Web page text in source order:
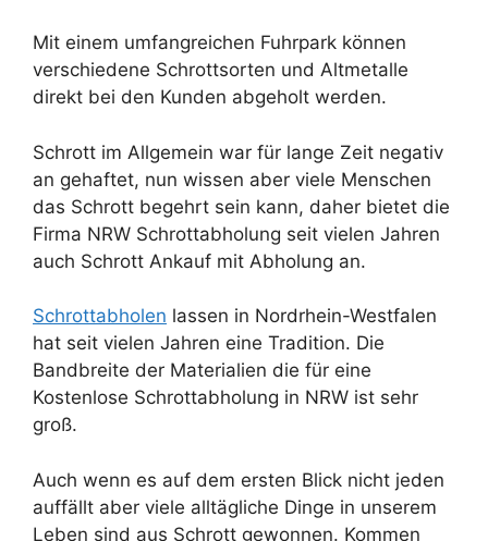
Mit einem umfangreichen Fuhrpark können
verschiedene Schrottsorten und Altmetalle
direkt bei den Kunden abgeholt werden.
Schrott im Allgemein war für lange Zeit negativ
an gehaftet, nun wissen aber viele Menschen
das Schrott begehrt sein kann, daher bietet die
Firma NRW Schrottabholung seit vielen Jahren
auch Schrott Ankauf mit Abholung an.
Schrottabholen lassen in Nordrhein-Westfalen
hat seit vielen Jahren eine Tradition. Die
Bandbreite der Materialien die für eine
Kostenlose Schrottabholung in NRW ist sehr
groß.
Auch wenn es auf dem ersten Blick nicht jeden
auffällt aber viele alltägliche Dinge in unserem
Leben sind aus Schrott gewonnen. Kommen